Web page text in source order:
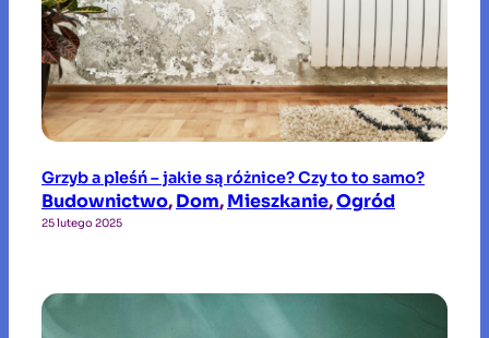
Grzyb a pleśń – jakie są różnice? Czy to to samo?
Budownictwo, Dom, Mieszkanie, Ogród
25 lutego 2025